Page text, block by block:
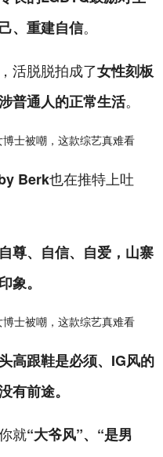
、重建自信。
活脱脱拍成了女性刻板
普通人的正常生活。
Berk也在推特上吐
尊、自信、自爱，山寨
象。
高跟鞋是必须、IG风的
有前途。
就“大爷风”、“是男